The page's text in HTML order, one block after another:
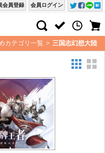
会員ログイン
会員登録
カテゴリ一覧 > 三国志幻想大陸